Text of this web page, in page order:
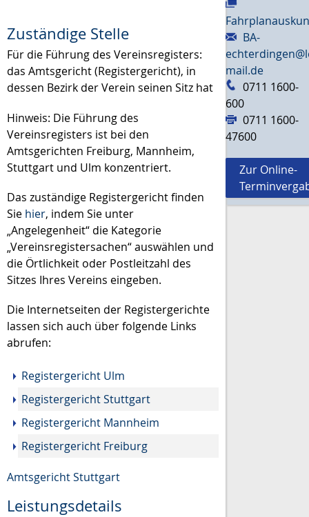
Zuständige Stelle
Für die Führung des Vereinsregisters:
das Amtsgericht (Registergericht), in
dessen Bezirk der Verein seinen Sitz hat
Hinweis: Die Führung des
Vereinsregisters ist bei den
Amtsgerichten Freiburg, Mannheim,
Stuttgart und Ulm konzentriert.
Das zuständige Registergericht finden
Sie hier, indem Sie unter
„Angelegenheit“ die Kategorie
„Vereinsregistersachen“ auswählen und
die Örtlichkeit oder Postleitzahl des
Sitzes Ihres Vereins eingeben.
Die Internetseiten der Registergerichte
lassen sich auch über folgende Links
abrufen:
Registergericht Ulm
Registergericht Stuttgart
Registergericht Mannheim
Registergericht Freiburg
Amtsgericht Stuttgart
Leistungsdetails
BA-
mail.de
0711 1600-
600
0711 1600-
47600
Zur Online-